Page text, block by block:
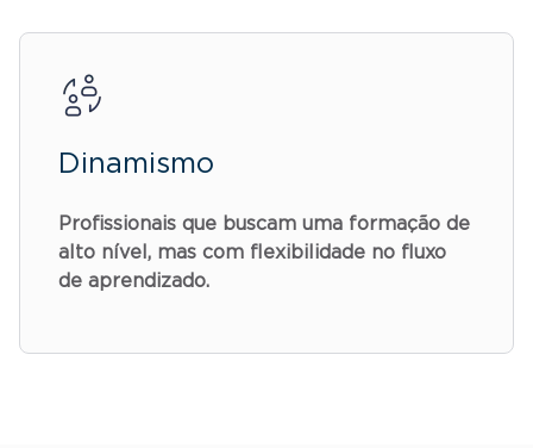
Dinamismo
Profissionais que buscam uma formação de
alto nível, mas com flexibilidade no fluxo
de aprendizado.